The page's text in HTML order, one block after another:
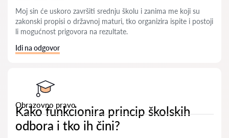
Moj sin će uskoro završiti srednju školu i zanima me koji su
zakonski propisi o državnoj maturi, tko organizira ispite i postoji
li mogućnost prigovora na rezultate.
Idi na odgovor
Obrazovno pravo
Kako funkcionira princip školskih
odbora i tko ih čini?